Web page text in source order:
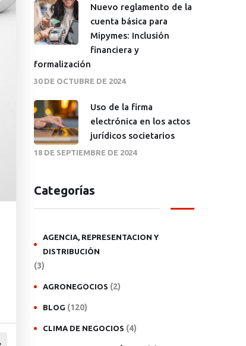
Nuevo reglamento de la
cuenta básica para
Mipymes: Inclusión
financiera y
formalización
30 DE OCTUBRE DE 2024
Uso de la firma
electrónica en los actos
jurídicos societarios
18 DE SEPTIEMBRE DE 2024
Categorías
AGENCIA, REPRESENTACION Y
DISTRIBUCIÓN
(3)
AGRONEGOCIOS (2)
BLOG (120)
CLIMA DE NEGOCIOS (4)